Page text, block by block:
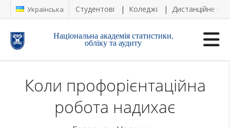
Українська Студентові Коледжі Дистанційне
Національна академія статистики,
обліку та аудиту
Коли профорієнтаційна
робота надихає